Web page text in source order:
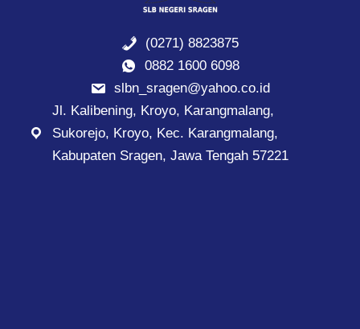
(0271) 8823875
0882 1600 6098
slbn_sragen@yahoo.co.id
Jl. Kalibening, Kroyo, Karangmalang,
Sukorejo, Kroyo, Kec. Karangmalang,
Kabupaten Sragen, Jawa Tengah 57221